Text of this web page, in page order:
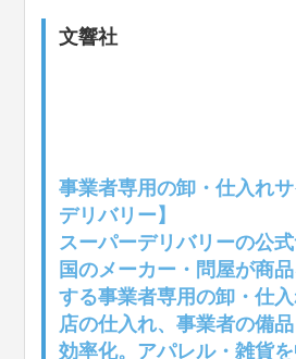
文響社
事業者専用の卸・仕入れ
デリバリー】
スーパーデリバリーの公
国のメーカー・問屋が商
する事業者専用の卸・仕
店の仕入れ、事業者の備
効率化。アパレル・雑貨